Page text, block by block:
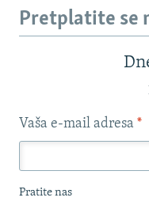
Pretplatite se
Vaša e-mail adresa *
Pratite nas